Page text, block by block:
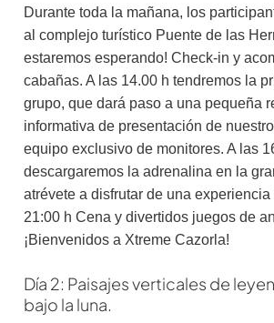
Durante toda la mañana, los
al complejo turístico Puente de las
estaremos esperando! Check-in y
cabañas. A las 14.00 h tendremos la
grupo, que dará paso a una pequeña
informativa de presentación de
equipo exclusivo de monitores. A las
descargaremos la adrenalina en la
atrévete a disfrutar de una experiencia
21:00 h Cena y divertidos juegos de
¡Bienvenidos a Xtreme Cazorla!
Día 2: Paisajes verticales de
bajo la luna.